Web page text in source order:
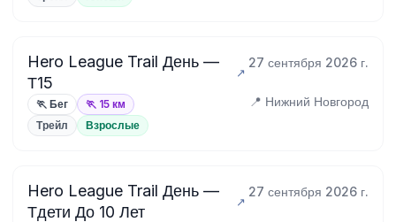
Hero League Trail День —
Т15
27 сентября 2026 г.
🏃 Бег 🏃 15 км 📍 Нижний Новгород
Трейл Взрослые
Hero League Trail День —
Тдети До 10 Лет
27 сентября 2026 г.